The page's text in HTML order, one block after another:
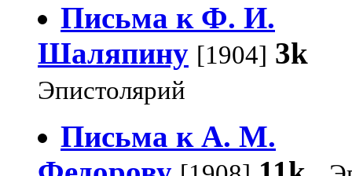
Письма к Ф. И.
Шаляпину [1904] 3k
Эпистолярий
Письма к А. М.